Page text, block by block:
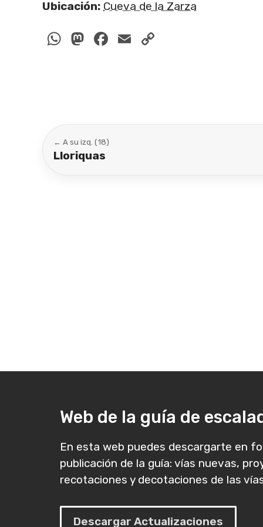
Ubicación: Cueva de la Zarza
WhatsApp
Mastodon
Facebook
Email
← A su izq. (18)
Lloriquas
Web de la guía de
En esta web puedes descargarte en
publicación de la guía: vías nuevas,
recotaciones y decotaciones de las
Descargar Actualizaciones